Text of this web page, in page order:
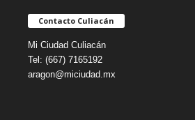
Contacto Culiacán
Mi Ciudad Culiacán
Tel: (667) 7165192
aragon@miciudad.mx